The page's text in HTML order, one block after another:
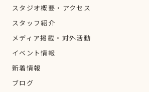
スタジオ概要・アクセス
スタッフ紹介
メディア掲載・対外活動
イベント情報
新着情報
ブログ